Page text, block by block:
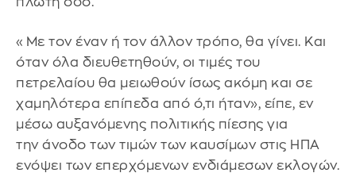
«Με τον έναν ή τον άλλον τρόπο, θα γίνει. Και
όταν όλα διευθετηθούν, οι τιμές του
πετρελαίου θα μειωθούν ίσως ακόμη και σε
χαμηλότερα επίπεδα από ό,τι ήταν», είπε, εν
μέσω αυξανόμενης πολιτικής πίεσης για
την άνοδο των τιμών των καυσίμων στις ΗΠΑ
ενόψει των επερχόμενων ενδιάμεσων εκλογών.